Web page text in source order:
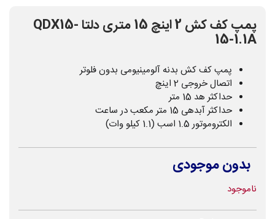
پمپ کف کش 2 اینچ 15 متری دلتا QDX15-
15-1.1A
پمپ کف کش بدنه آلومینیومی بدون فلوتر
اتصال خروجی 2 اینچ
حداکثر هد 15 متر
حداکثر آبدهی 15 متر مکعب در ساعت
الکتروموتور 1.5 اسب (1.1 کیلو وات)
بدون موجودی
ناموجود